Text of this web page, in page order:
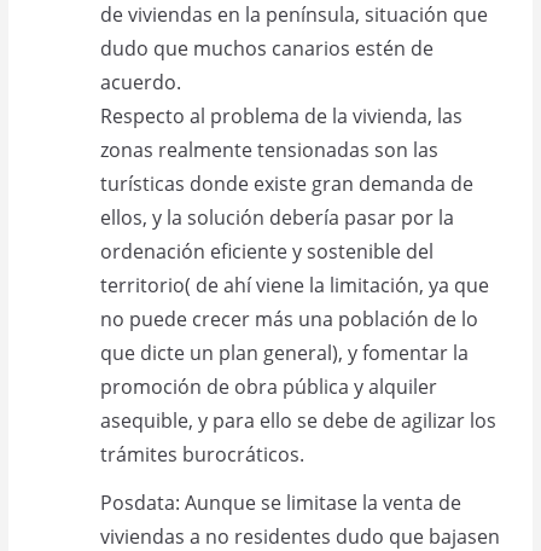
de viviendas en la península, situación que
dudo que muchos canarios estén de
acuerdo.
Respecto al problema de la vivienda, las
zonas realmente tensionadas son las
turísticas donde existe gran demanda de
ellos, y la solución debería pasar por la
ordenación eficiente y sostenible del
territorio( de ahí viene la limitación, ya que
no puede crecer más una población de lo
que dicte un plan general), y fomentar la
promoción de obra pública y alquiler
asequible, y para ello se debe de agilizar los
trámites burocráticos.
Posdata: Aunque se limitase la venta de
viviendas a no residentes dudo que bajasen